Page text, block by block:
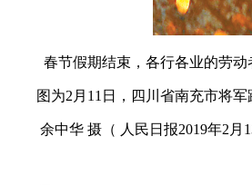
春节假期结束，各行各业的劳动
图为2月11日，四川省南充市将军
余中华 摄（ 人民日报2019年2月